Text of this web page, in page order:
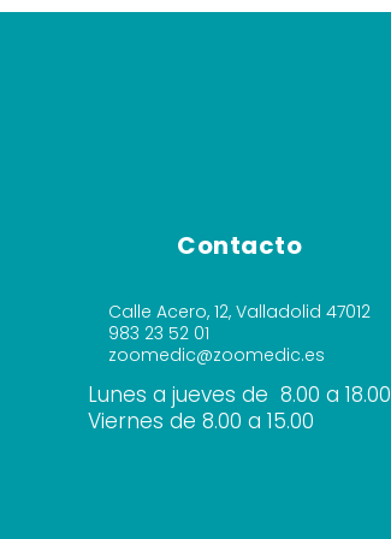
Contacto
Calle Acero, 12, Valladolid 47012
983 23 52 01
zoomedic@zoomedic.es
Lunes a jueves de 8.00 a 18.00
Viernes de 8.00 a 15.00